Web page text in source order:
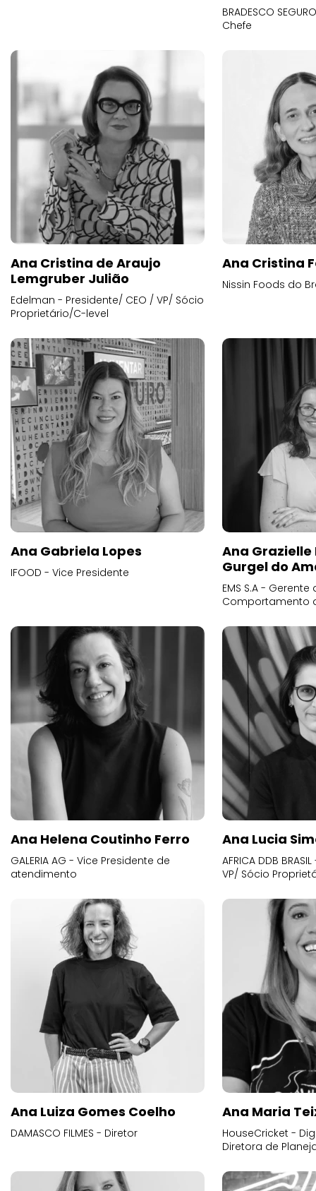
BRADESCO
Chefe
Ana Cristina de Araujo
Lemgruber Julião
Edelman - Presidente/ CEO / VP/ Sócio
Proprietário/C-level
Ana Cristina
Nissin Foods do
Ana Gabriela Lopes
IFOOD - Vice Presidente
Ana
Gurgel do
EMS S.A -
Comportamento
Ana Helena Coutinho Ferro
GALERIA AG - Vice Presidente de
atendimento
Ana Lucia
AFRICA DDB
VP/ Sócio
Ana Luiza Gomes Coelho
DAMASCO FILMES - Diretor
Ana Maria
HouseCricket -
Diretora de